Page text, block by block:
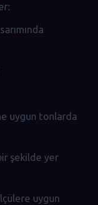
uygun tonlarda
şekilde yer
uygun